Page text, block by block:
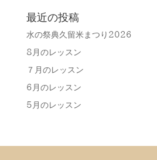
最近の投稿
水の祭典久留米まつり2026
8月のレッスン
７月のレッスン
6月のレッスン
5月のレッスン